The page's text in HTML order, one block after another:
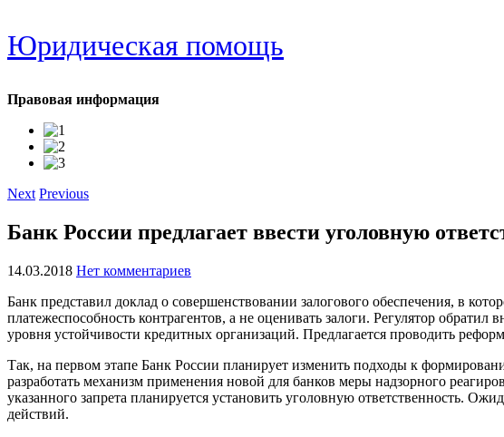
Юридическая помощь
Правовая информация
Next Previous
Банк России предлагает ввести уголовную
14.03.2018 Нет комментариев
Банк представил доклад о совершенствовании залогового обеспечения, в
платежеспособность контрагентов, а не оценивать залоги. Регулятор
уровня устойчивости кредитных организаций. Предлагается проводить
Так, на первом этапе Банк России планирует изменить подходы к
разработать механизм применения новой для банков меры надзорного
указанного запрета планируется установить уголовную ответственность.
действий.